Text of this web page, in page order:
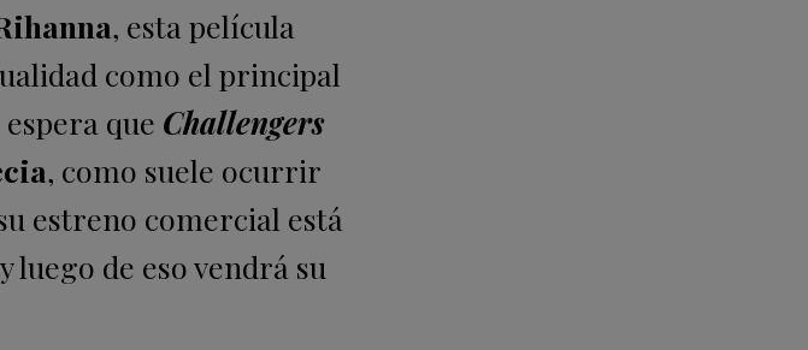
, esta película
como el principal
que Challengers
, como suele ocurrir
estreno comercial está
luego de eso vendrá su